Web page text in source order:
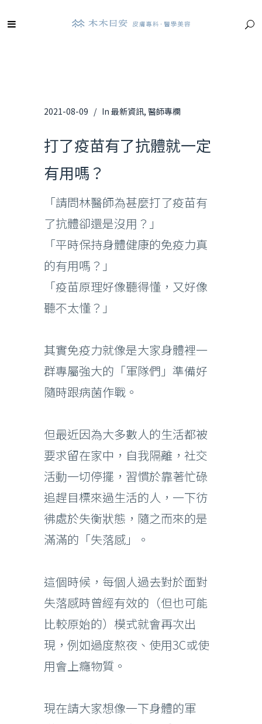
2021-08-09 In 最新資訊, 醫師專欄
打了疫苗有了抗體就一定
有用嗎？
「請問林醫師為甚麼打了疫苗有
了抗體卻還是沒用？」
「平時保持身體健康的免疫力真
的有用嗎？」
「疫苗原理好像聽得懂，又好像
聽不太懂？」
其實免疫力就像是大家身體裡一
群專屬強大的「軍隊們」準備好
隨時跟病菌作戰。
但最近因為大多數人的生活都被
要求留在家中，自我隔離，社交
活動一切停擺，習慣於靠著忙碌
追趕目標來過生活的人，一下彷
彿處於失衡狀態，隨之而來的是
滿滿的「失落感」。
這個時候，每個人過去對於面對
失落感時曾經有效的（但也可能
比較原始的）模式就會再次出
現，例如過度熬夜、使用3C或使
用會上癮物質。
現在請大家想像一下身體的軍